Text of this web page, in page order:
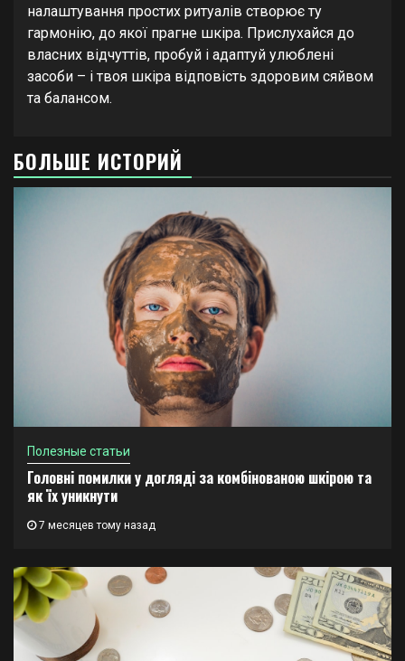
налаштування простих ритуалів створює ту
гармонію, до якої прагне шкіра. Прислухайся до
власних відчуттів, пробуй і адаптуй улюблені
засоби – і твоя шкіра відповість здоровим сяйвом
та балансом.
БОЛЬШЕ ИСТОРИЙ
Полезные статьи
Головні помилки у догляді за комбінованою шкірою та
як їх уникнути
7 месяцев тому назад